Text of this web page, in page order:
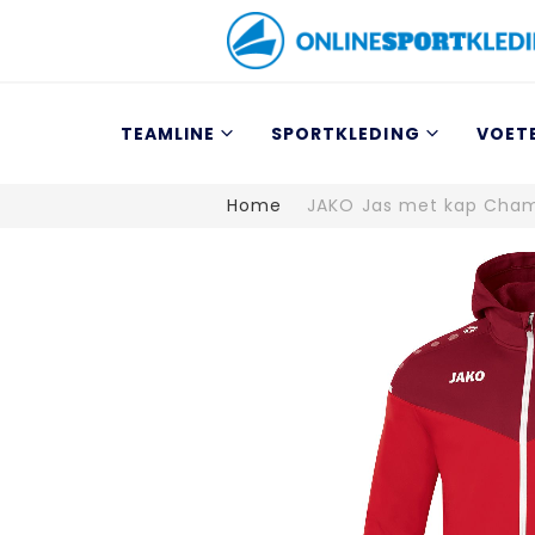
TEAMLINE SPORTKLEDING
Home JAKO Jas met kap